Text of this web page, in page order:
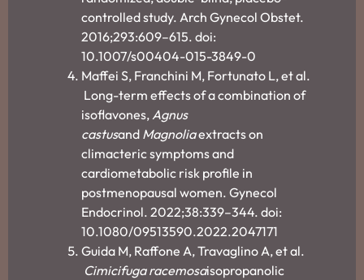
controlled study. Arch Gynecol Obstet.
2016;293:609–615. doi:
10.1007/s00404-015-3849-0
Maffei S, Franchini M, Fortunato L, et al.
Long-term effects of a combination of
isoflavones, Agnus
castusand Magnoliaextracts on
climacteric symptoms and
cardiometabolic risk profile in
postmenopausal women. Gynecol
Endocrinol. 2022;38:339–344. doi:
10.1080/09513590.2022.2047171
Guida M, Raffone A, Travaglino A, et al.
Cimicifuga racemosaisopropanolic